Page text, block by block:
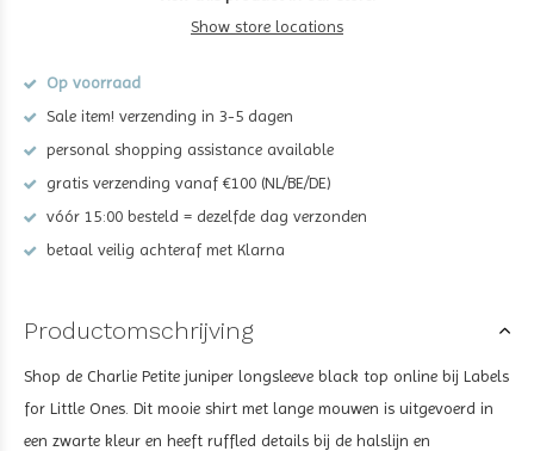
Show store locations
Op voorraad
Sale item! verzending in 3-5 dagen
personal shopping assistance available
gratis verzending vanaf €100 (NL/BE/DE)
vóór 15:00 besteld = dezelfde dag verzonden
betaal veilig achteraf met Klarna
Productomschrijving
Shop de Charlie Petite juniper longsleeve black top online bij Labels
for Little Ones. Dit mooie shirt met lange mouwen is uitgevoerd in
een zwarte kleur en heeft ruffled details bij de halslijn en